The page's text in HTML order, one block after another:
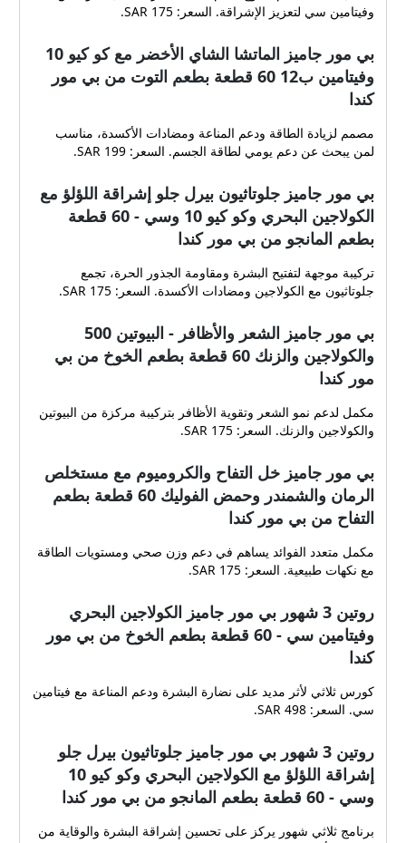
وفيتامين سي لتعزيز الإشراقة. السعر: 175 SAR.
بي مور جاميز الماتشا الشاي الأخضر مع كو كيو 10
وفيتامين ب12 60 قطعة بطعم التوت من بي مور
كندا
مصمم لزيادة الطاقة ودعم المناعة ومضادات الأكسدة، مناسب
لمن يبحث عن دعم يومي لطاقة الجسم. السعر: 199 SAR.
بي مور جاميز جلوتاثيون بيرل جلو إشراقة اللؤلؤ مع
الكولاجين البحري وكو كيو 10 وسي - 60 قطعة
بطعم المانجو من بي مور كندا
تركيبة موجهة لتفتيح البشرة ومقاومة الجذور الحرة، تجمع
جلوتاثيون مع الكولاجين ومضادات الأكسدة. السعر: 175 SAR.
بي مور جاميز الشعر والأظافر - البيوتين 500
والكولاجين والزنك 60 قطعة بطعم الخوخ من بي
مور كندا
مكمل لدعم نمو الشعر وتقوية الأظافر بتركيبة مركزة من البيوتين
والكولاجين والزنك. السعر: 175 SAR.
بي مور جاميز خل التفاح والكروميوم مع مستخلص
الرمان والشمندر وحمض الفوليك 60 قطعة بطعم
التفاح من بي مور كندا
مكمل متعدد الفوائد يساهم في دعم وزن صحي ومستويات الطاقة
مع نكهات طبيعية. السعر: 175 SAR.
روتين 3 شهور بي مور جاميز الكولاجين البحري
وفيتامين سي - 60 قطعة بطعم الخوخ من بي مور
كندا
كورس ثلاثي لأثر مديد على نضارة البشرة ودعم المناعة مع فيتامين
سي. السعر: 498 SAR.
روتين 3 شهور بي مور جاميز جلوتاثيون بيرل جلو
إشراقة اللؤلؤ مع الكولاجين البحري وكو كيو 10
وسي - 60 قطعة بطعم المانجو من بي مور كندا
برنامج ثلاثي شهور يركز على تحسين إشراقة البشرة والوقاية من